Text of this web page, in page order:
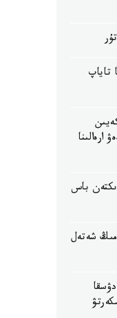
تاياپ
كەيىن
باس
شىلدەدە شەكارادان وتپەك بولعان 4 مىڭ شەتەل
داۋىل جانە 42 گرادۋسقا
ەسكەرتۋ